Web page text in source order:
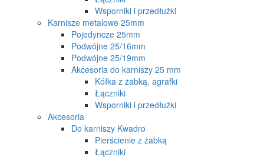
Wsporniki i przedłużki
Karnisze metalowe 25mm
Pojedyncze 25mm
Podwójne 25/16mm
Podwójne 25/19mm
Akcesoria do karniszy 25 mm
Kółka z żabką, agrafki
Łączniki
Wsporniki i przedłużki
Akcesoria
Do karniszy Kwadro
Pierścienie z żabką
Łączniki